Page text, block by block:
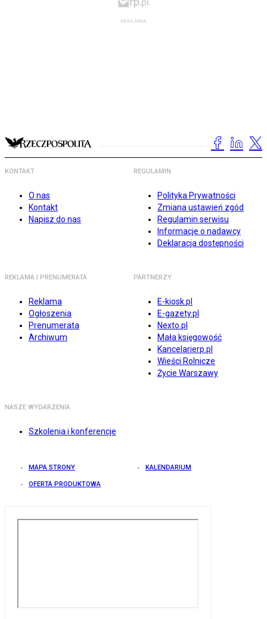
KONTAKT
O nas
Kontakt
Napisz do nas
REGULAMIN
Polityka Prywatności
Zmiana ustawień zgód
Regulamin serwisu
Informacje o nadawcy
Deklaracja dostępności
REKLAMA I PRENUMERATA
Reklama
Ogłoszenia
Prenumerata
Archiwum
PARTNERZY
E-kiosk.pl
E-gazety.pl
Nexto.pl
Mała księgowość
Kancelarierp.pl
Wieści Rolnicze
Życie Warszawy
NASZE WYDARZENIA
Szkolenia i konferencje
MAPA STRONY KALENDARIUM
OFERTA PRODUKTOWA